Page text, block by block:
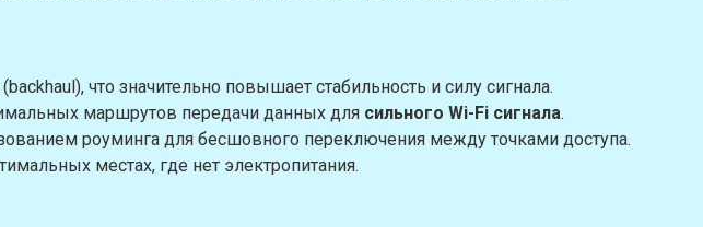
что значительно повышает стабильность и силу сигнала.
маршрутов передачи данных для сильного Wi-Fi сигнала.
роуминга для бесшовного переключения между точками доступа.
местах, где нет электропитания.